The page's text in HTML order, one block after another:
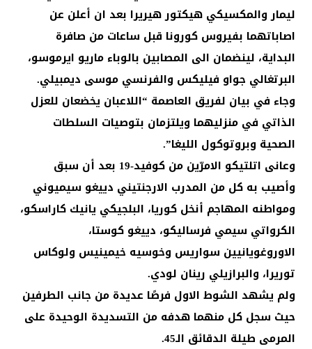
ليمار والمكسيكي هيكتور هيريرا بعد ان أعلن عن
اصاباتهما بفيروس كورونا قبل ساعات من صافرة
البداية، لينضمان الى المصابين بالوباء ماريو ايرموسو،
البرتغالي جواو فيليكس والفرنسي موسى ديمبيلي.
وجاء في بيان لفريق العاصمة “اللاعبان يخضعان للعزل
الذاتي في منزليهما ويلتزمان بتوصيات السلطات
الصحية وبروتوكول الليغا”.
وعانى اتلتيكو الامرّين من كوفيد-19 بعد أن سبق
وأصيب به كل من المدرب الارجنتيني دييغو سيميوني
ومواطنه المهاجم أنخل كوريا، البلجيكي يانيك كاراسكو،
الكرواتي سيمي فرساليكو، دييغو كوستا،
الاوروغويانيين سواريس وخوسيه خيمينيس ولوكاس
توريرا، والبرازيلي رينان لودي.
ولم يشهد الشوط الاول فرصًا عديدة من جانب الطرفين
حيث سجل كل منهما هدفه من التسديدة الوحيدة على
المرمى طيلة الدقائق الـ45.